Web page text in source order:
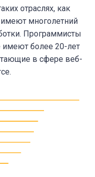
отраслях, как
имеют многолетний
Программисты
имеют более 20-лет
в сфере веб-